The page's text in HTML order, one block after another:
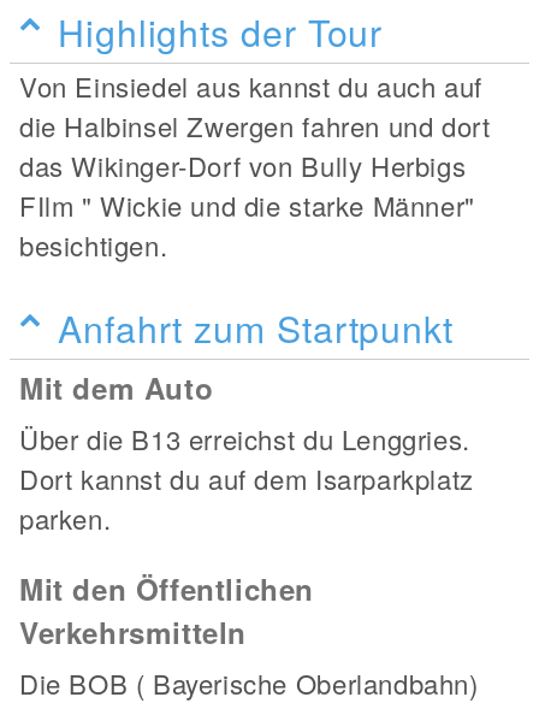
Highlights der Tour
Von Einsiedel aus kannst du auch auf
die Halbinsel Zwergen fahren und dort
das Wikinger-Dorf von Bully Herbigs
FIlm " Wickie und die starke Männer"
besichtigen.
Anfahrt zum Startpunkt
Mit dem Auto
Über die B13 erreichst du Lenggries.
Dort kannst du auf dem Isarparkplatz
parken.
Mit den Öffentlichen
Verkehrsmitteln
Die BOB ( Bayerische Oberlandbahn)